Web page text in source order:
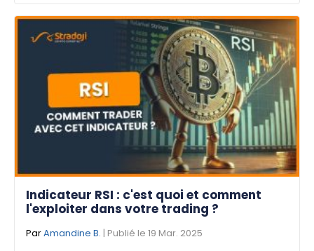
Indicateur RSI : c'est quoi et comment
l'exploiter dans votre trading ?
ParAmandine B. | Publié le 19 Mar. 2025